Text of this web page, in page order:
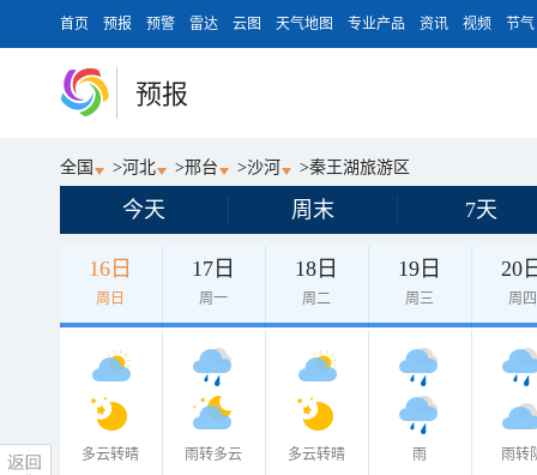
首页 预报 预警 雷达 云图 天气地图 专业产品 资讯 视频 节气
预报
全国 >河北 >邢台 >沙河 >秦王湖旅游区
今天 周末 7天
16日
周日
17日
周一
18日
周二
19日
周三
20
周四
多云转晴 雨转多云 多云转晴 雨 雨转